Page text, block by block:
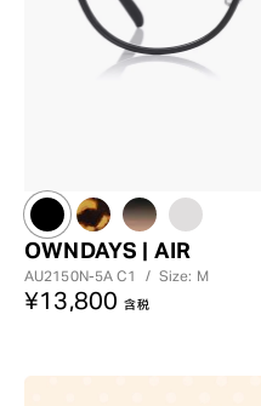
OWNDAYS | AIR
AU2150N-5AC1 / Size: M
¥13,800 含税